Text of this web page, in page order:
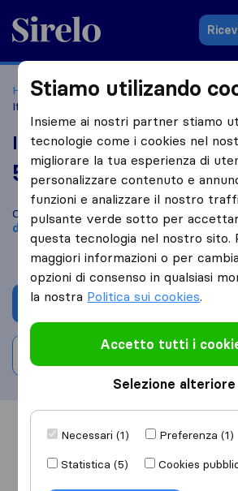
Sirelo.it
Home Le 10 migliori aziende di traslochi
Italmondo - Trasporti Internazionali
Italmondo - Trasporti
5,4 basato su 474
recensioni di Sirelo e Google
Confronta Italmondo - Trasporti
di traslochidi Arluno
Chiedi preventivo
Informazioni Recensioni
Stiamo utilizando
Insieme ai nostri partner stiamo
tecnologie come i cookies nel
migliorare la tua esperienza di
personalizzare contenuto e
funzioni e analizzare il nostro
pulsante verde sotto per
questa tecnologia nel nostro sito.
maggiori informazioni o per
opzioni di consenso in qualsiasi
la nostra Politica sui cookies.
Accetto tutti i
Selezione alteriore
Necessari (1)
Preferenza (1)
Statistica (5)
Cookies